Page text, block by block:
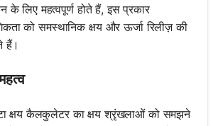
लिए महत्वपूर्ण होते हैं, इस प्रकार
को समस्थानिक क्षय और ऊर्जा रिलीज़ की
हैं।
क्षय कैलकुलेटर का क्षय श्रृंखलाओं को समझने